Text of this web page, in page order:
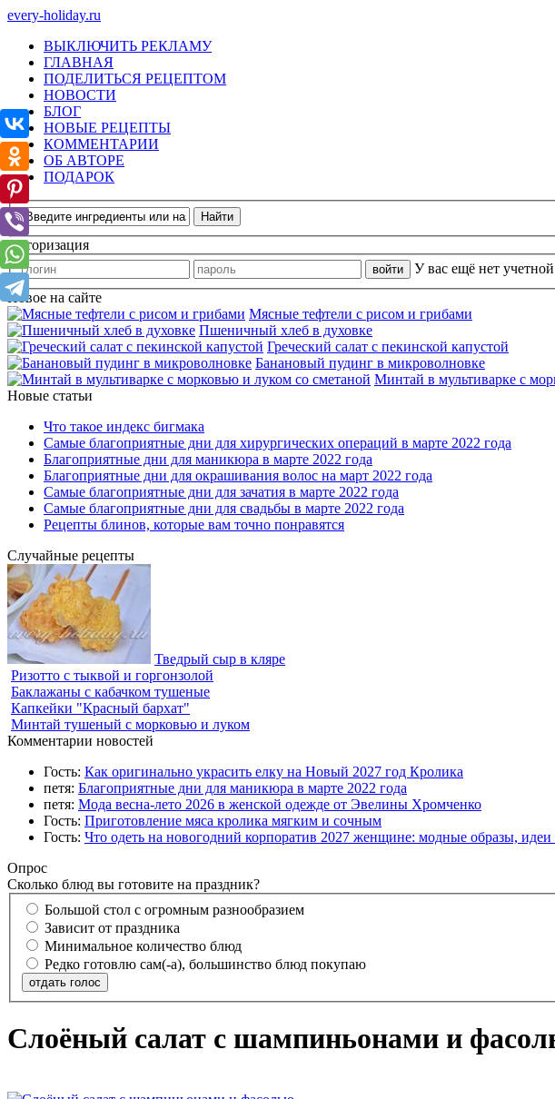
every-holiday.ru
ВЫКЛЮЧИТЬ РЕКЛАМУ
ГЛАВНАЯ
ПОДЕЛИТЬСЯ РЕЦЕПТОМ
НОВОСТИ
БЛОГ
НОВЫЕ РЕЦЕПТЫ
КОММЕНТАРИИ
ОБ АВТОРЕ
ПОДАРОК
Авторизация
У вас ещё нет
Новое на сайте
Мясные тефтели с рисом и грибами
Пшеничный хлеб в духовке
Греческий салат с пекинской капустой
Банановый пудинг в микроволновке
Минтай в мультиварке с
Новые статьи
Что такое индекс бигмака
Самые благоприятные дни для хирургических операций в марте 2022 года
Благоприятные дни для маникюра в марте 2022 года
Благоприятные дни для окрашивания волос на март 2022 года
Самые благоприятные дни для зачатия в марте 2022 года
Самые благоприятные дни для свадьбы в марте 2022 года
Рецепты блинов, которые вам точно понравятся
Случайные рецепты
Тведрый сыр в кляре
Ризотто с тыквой и горгонзолой
Баклажаны с кабачком тушеные
Капкейки "Красный бархат"
Минтай тушеный с морковью и луком
Комментарии новостей
Гость: Как оригинально украсить елку на Новый 2027 год Кролика
петя: Благоприятные дни для маникюра в марте 2022 года
петя: Мода весна-лето 2026 в женской одежде от Эвелины Хромченко
Гость: Приготовление мяса кролика мягким и сочным
Гость: Что одеть на новогодний корпоратив 2027 женщине: модные образы, идеи
Опрос
Сколько блюд вы готовите на праздник?
Большой стол с огромным разнообразием
Зависит от праздника
Минимальное количество блюд
Редко готовлю сам(-а), большинство блюд покупаю
отдать голос
Слоёный салат с шампиньонами и